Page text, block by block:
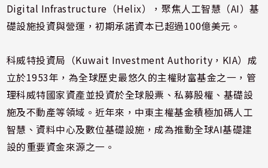
Digital Infrastructure（Helix），聚焦人工智慧（AI）基
礎設施投資與營運，初期承諾資本已超過100億美元。
科威特投資局（Kuwait Investment Authority，KIA）成
立於1953年，為全球歷史最悠久的主權財富基金之一，管
理科威特國家資產並投資於全球股票、私募股權、基礎設
施及不動產等領域。近年來，中東主權基金積極加碼人工
智慧、資料中心及數位基礎設施，成為推動全球AI基礎建
設的重要資金來源之一。